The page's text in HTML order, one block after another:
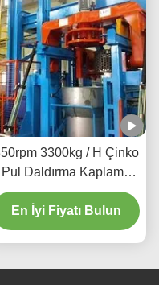
3300kg / H Çinko
Pul Daldırma Kaplama
Makinesi Yüksek
Tekdüzelik
En İyi Fiyatı Bulun